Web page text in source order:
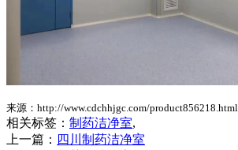
来源：http://www.cdchhjgc.com/product856218.html
相关标签： 制药洁净室,
上一篇： 四川制药洁净室